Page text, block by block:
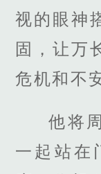
视的眼神
固，让万
危机和不
他将
一起站在